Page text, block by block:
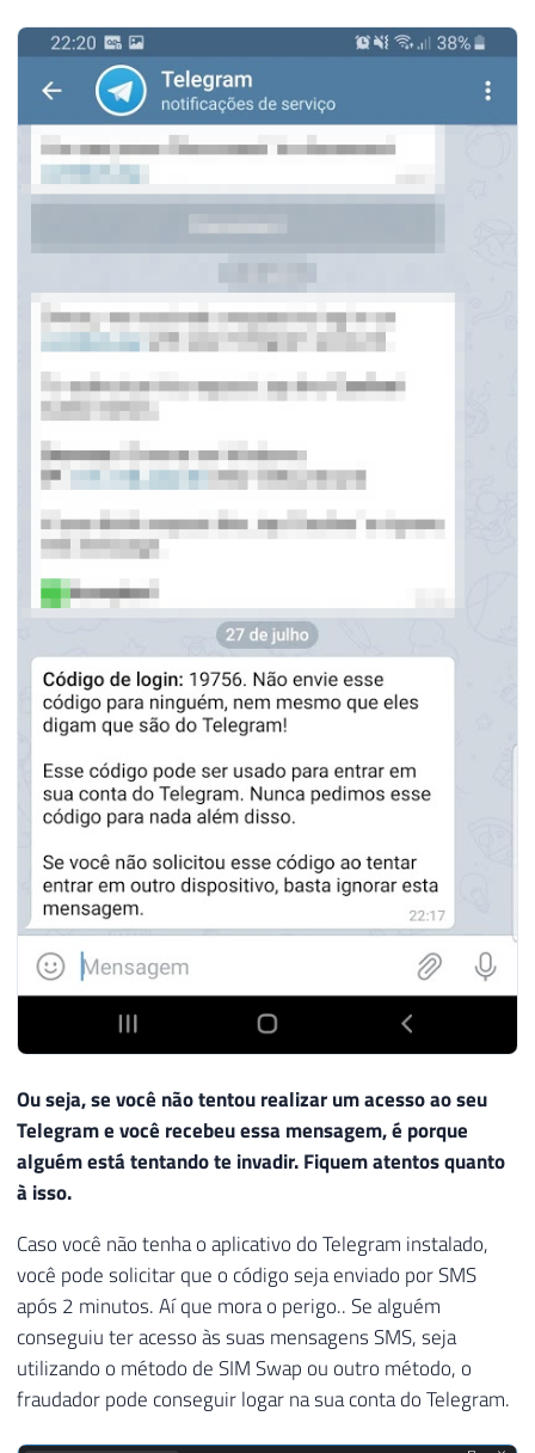
Ou seja, se você não tentou realizar um acesso ao seu
Telegram e você recebeu essa mensagem, é porque
alguém está tentando te invadir. Fiquem atentos quanto
à isso.
Caso você não tenha o aplicativo do Telegram instalado,
você pode solicitar que o código seja enviado por SMS
após 2 minutos. Aí que mora o perigo.. Se alguém
conseguiu ter acesso às suas mensagens SMS, seja
utilizando o método de SIM Swap ou outro método, o
fraudador pode conseguir logar na sua conta do Telegram.